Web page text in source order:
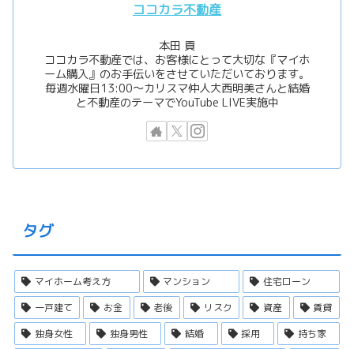
ココカラ不動産
本田 貢
ココカラ不動産では、お客様にとって大切な『マイホ
ーム購入』のお手伝いをさせていただいております。
毎週水曜日13:00〜カリスマ仲人大西明美さんと結婚
と不動産のテーマでYouTube LIVE実施中
タグ
マイホーム考え方 マンション
住宅ローン
一戸建て
お金 老後 リスク 資産
賃貸
独身女性
独身男性 結婚 採用
持ち家